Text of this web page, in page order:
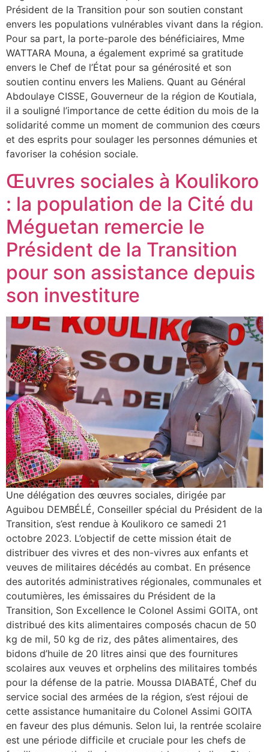
Président de la Transition pour son soutien constant
envers les populations vulnérables vivant dans la région.
Pour sa part, la porte-parole des bénéficiaires, Mme
WATTARA Mouna, a également exprimé sa gratitude
envers le Chef de l’État pour sa générosité et son
soutien continu envers les Maliens. Quant au Général
Abdoulaye CISSE, Gouverneur de la région de Koutiala,
il a souligné l’importance de cette édition du mois de la
solidarité comme un moment de communion des cœurs
et des esprits pour soulager les personnes démunies et
favoriser la cohésion sociale.
Œuvres sociales à Koulikoro
: la population de la Cité du
Méguetan remercie le
Président de la Transition
pour son assistance depuis
son investiture
Une délégation des œuvres sociales, dirigée par
Aguibou DEMBÉLÉ, Conseiller spécial du Président de la
Transition, s’est rendue à Koulikoro ce samedi 21
octobre 2023. L’objectif de cette mission était de
distribuer des vivres et des non-vivres aux enfants et
veuves de militaires décédés au combat. En présence
des autorités administratives régionales, communales et
coutumières, les émissaires du Président de la
Transition, Son Excellence le Colonel Assimi GOITA, ont
distribué des kits alimentaires composés chacun de 50
kg de mil, 50 kg de riz, des pâtes alimentaires, des
bidons d’huile de 20 litres ainsi que des fournitures
scolaires aux veuves et orphelins des militaires tombés
pour la défense de la patrie. Moussa DIABATÉ, Chef du
service social des armées de la région, s’est réjoui de
cette assistance humanitaire du Colonel Assimi GOITA
en faveur des plus démunis. Selon lui, la rentrée scolaire
est une période difficile et cruciale pour les chefs de